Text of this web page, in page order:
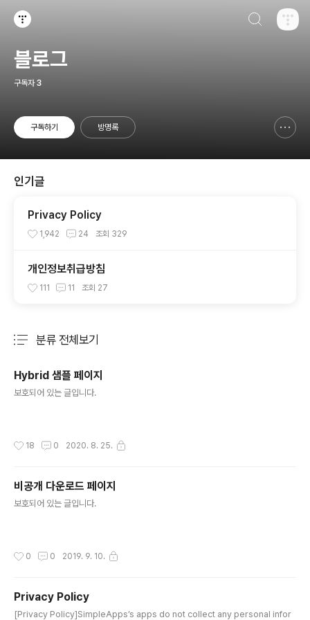
블로그
구독자 3
구독하기 방명록
인기글
Privacy Policy
1,942 24 조회 329
개인정보취급방침
111 11 조회 27
분류 전체보기
Hybrid 샘플 페이지
보호되어 있는 글입니다.
18 0 2020. 8. 25.
비공개 다운로드 페이지
보호되어 있는 글입니다.
0 0 2019. 9. 10.
Privacy Policy
[Privacy Policy]SimpleApps’s apps do not collect any personal infor